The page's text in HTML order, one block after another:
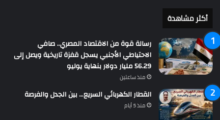
أكثر مشاهدة
رسالة قوة من الاقتصاد المصري.. صافي
الاحتياطي الأجنبي يسجل قفزة تاريخية ويصل إلى
56.29 مليار دولار بنهاية يوليو
منذ ساعتين
القطار الكهربائي السريع… بين الجدل والفرصة
منذ 5 أيام